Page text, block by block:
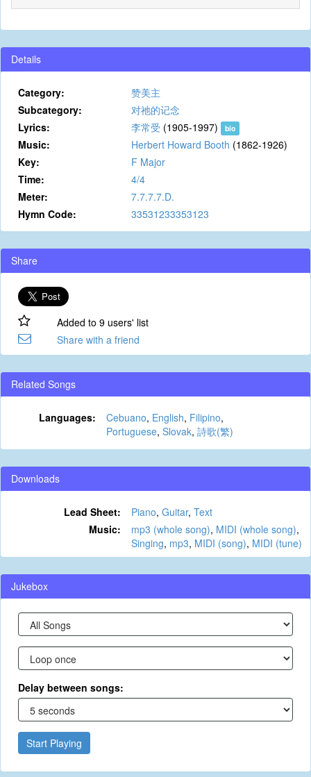
Details
Category:
赞美主
Subcategory:
对祂的记念
Lyrics:
李常受 (1905-1997) bio
Music: Herbert Howard Booth (1862-1926)
Key:
F Major
Time:
4/4
Meter:
7.7.7.7.D.
Hymn Code:
33531233353123
Share
Added to 9 users' list
Share with a friend
Related Songs
Languages: Cebuano, English, Filipino,
Portuguese, Slovak, 詩歌(繁)
Downloads
Lead Sheet: Piano, Guitar, Text
Music:
mp3 (whole song), MIDI (whole song),
Singing, mp3, MIDI (song), MIDI (tune)
Jukebox
Delay between songs:
Start Playing